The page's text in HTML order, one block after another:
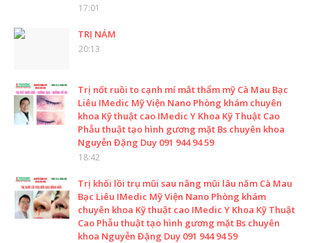
17:01
TRỊ NÁM
20:13
Trị nốt ruồi to cạnh mí mắt thẩm mỹ Cà Mau Bạc
Liêu IMedic Mỹ Viện Nano Phòng khám chuyên
khoa Kỹ thuật cao IMedic Y Khoa Kỹ Thuật Cao
Phẫu thuật tạo hình gương mặt Bs chuyên khoa
Nguyễn Đặng Duy 091 944 94 59
18:42
Trị khối lồi trụ mũi sau nâng mũi lâu năm Cà Mau
Bạc Liêu IMedic Mỹ Viện Nano Phòng khám
chuyên khoa Kỹ thuật cao IMedic Y Khoa Kỹ Thuật
Cao Phẫu thuật tạo hình gương mặt Bs chuyên
khoa Nguyễn Đặng Duy 091 944 94 59